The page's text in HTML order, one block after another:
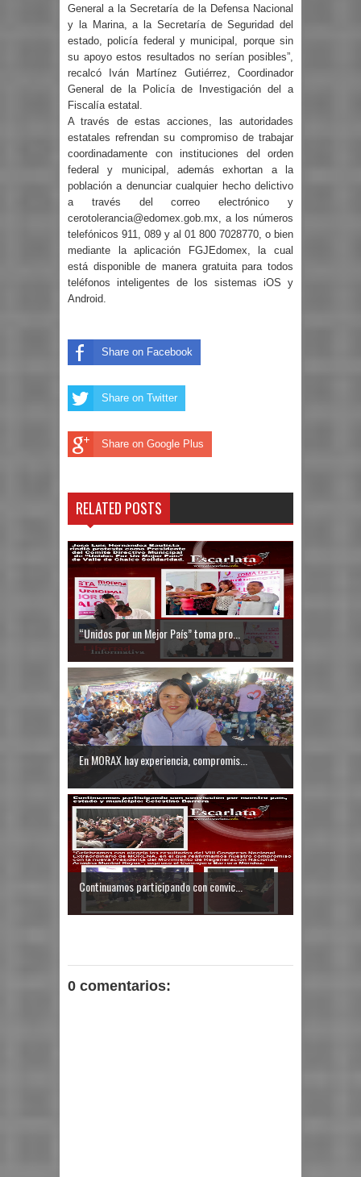
General a la Secretaría de la Defensa Nacional
y la Marina, a la Secretaría de Seguridad del
estado, policía federal y municipal, porque sin
su apoyo estos resultados no serían posibles”,
recalcó Iván Martínez Gutiérrez, Coordinador
General de la Policía de Investigación del a
Fiscalía estatal.
A través de estas acciones, las autoridades
estatales refrendan su compromiso de trabajar
coordinadamente con instituciones del orden
federal y municipal, además exhortan a la
población a denunciar cualquier hecho delictivo
a través del correo electrónico y
cerotolerancia@edomex.gob.mx, a los números
telefónicos 911, 089 y al 01 800 7028770, o bien
mediante la aplicación FGJEdomex, la cual
está disponible de manera gratuita para todos
teléfonos inteligentes de los sistemas iOS y
Android.
Share on Facebook
Share on Twitter
Share on Google Plus
RELATED POSTS
“Unidos por un Mejor País” toma pro...
En MORAX hay experiencia, compromis...
Continuamos participando con convic...
0 comentarios: